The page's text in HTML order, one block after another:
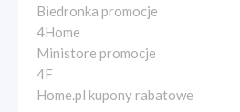
Biedronka promocje
4Home
Ministore promocje
4F
Home.pl kupony rabatowe